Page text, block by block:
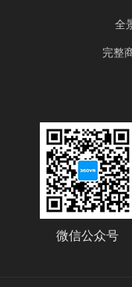
全
完整
微信公众号